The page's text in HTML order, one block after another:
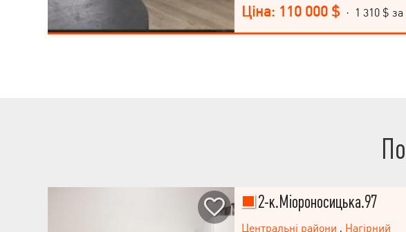
Ціна: 110 000 $ · 1 310 $ за
2-к.Міороносицька.97
Центральні райони , Нагірний